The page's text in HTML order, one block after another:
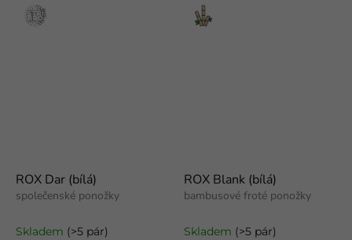
Stříbro
ROX Dar (bílá)
společenské ponožky
Skladem (>5 pár)
Bambus
ROX Blank (bílá)
bambusové froté ponožky
Skladem (>5 pár)